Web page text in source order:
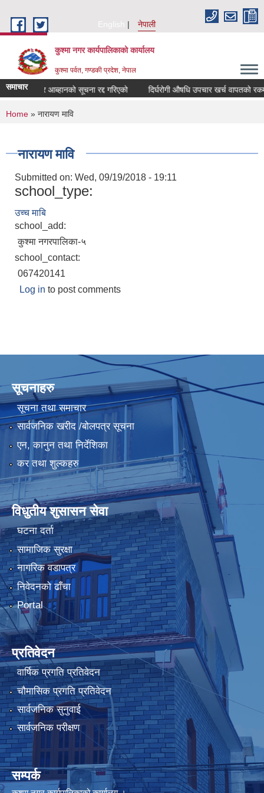
English
नेपाली
कुश्मा नगर कार्यपालिकाको कार्यालय
कुश्मा पर्वत, गण्डकी प्रदेश, नेपाल
समाचार
दरभाउ पत्र आब्हानको सूचना रद्द गरिएको दिर्घरोगी औषधि उपचार खर्च वापतको
You are here
Home » नारायण मावि
नारायण मावि
Submitted on: Wed, 09/19/2018 - 19:11
school_type:
उच्च माबि
school_add:
कुश्मा नगरपालिका-५
school_contact:
067420141
Log in to post comments
सूचनाहरु
सूचना तथा समाचार
सार्वजनिक खरीद /बोलपत्र सूचना
एन, कानुन तथा निर्देशिका
कर तथा शुल्कहरु
विधुतीय शुसासन सेवा
घटना दर्ता
सामाजिक सुरक्षा
नागरिक वडापत्र
निवेदनको ढाँचा
Portal
प्रतिवेदन
वार्षिक प्रगति प्रतिवेदन
चौमासिक प्रगति प्रतिवेदन
सार्वजनिक सुनुवाई
सार्वजनिक परीक्षण
सम्पर्क